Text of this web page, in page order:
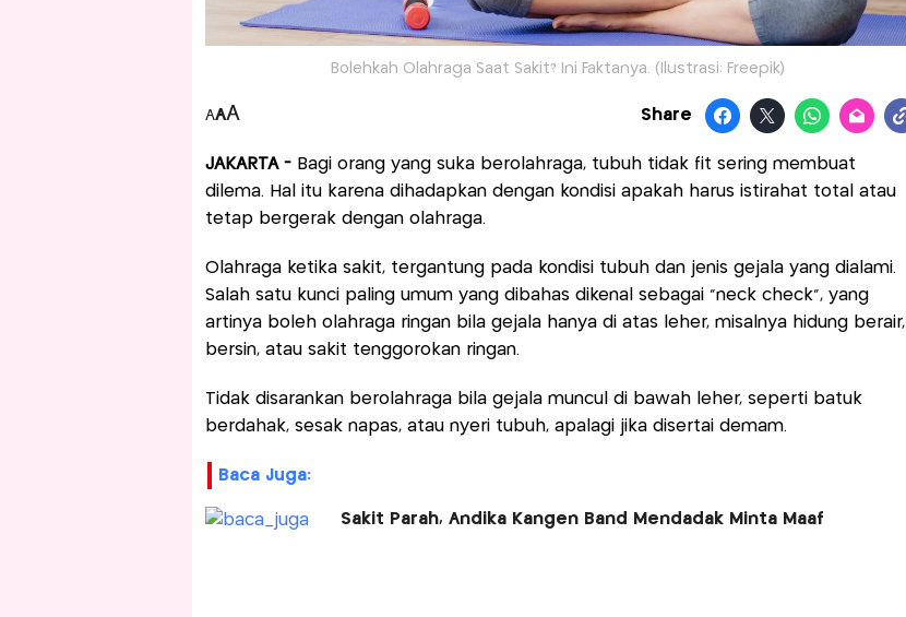
Bolehkah Olahraga Saat Sakit? Ini Faktanya. (Ilustrasi: Freepik)
AAA Share
JAKARTA - Bagi orang yang suka berolahraga, tubuh tidak fit sering membuat
dilema. Hal itu karena dihadapkan dengan kondisi apakah harus istirahat total atau
tetap bergerak dengan olahraga.
Olahraga ketika sakit, tergantung pada kondisi tubuh dan jenis gejala yang dialami.
Salah satu kunci paling umum yang dibahas dikenal sebagai “neck check”, yang
artinya boleh olahraga ringan bila gejala hanya di atas leher, misalnya hidung berair,
bersin, atau sakit tenggorokan ringan.
Tidak disarankan berolahraga bila gejala muncul di bawah leher, seperti batuk
berdahak, sesak napas, atau nyeri tubuh, apalagi jika disertai demam.
Baca Juga:
Sakit Parah, Andika Kangen Band Mendadak Minta Maaf